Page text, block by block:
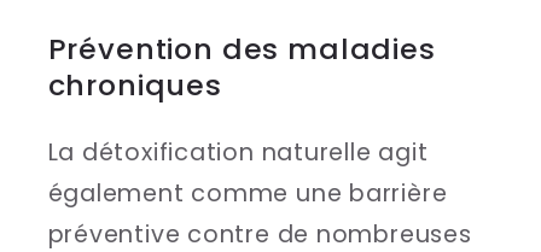
Prévention des maladies
chroniques
La détoxification naturelle agit
également comme une barrière
préventive contre de nombreuses